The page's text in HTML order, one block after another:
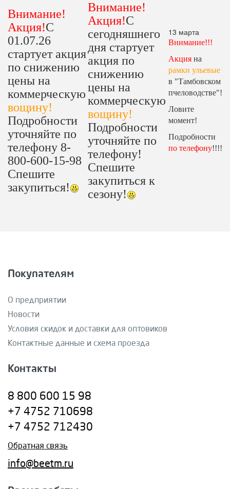
Внимание!
Акция!С
01.07.26
стартует акция
по снижению
цены на
коммерческую
вощину!
Подробности
уточняйте по
телефону 8-
800-600-15-98
Спешите
закупиться!
Внимание!
Акция!С
сегодняшнего
дня стартует
акция по
снижению
цены на
коммерческую
вощину!
Подробности
уточняйте по
телефону!
Спешите
закупиться к
сезону!
13 марта
Внимание!!!
Акция на
рамки ульевые
в "Тамбовском
пчеловодстве"!
Ловите
момент!
Подробности
по телефону!!!!
Покупателям
О предприятии
Новости
Условия скидок и доставки для оптовиков
Контактные данные и схема проезда
Контакты
8 800 600 15 98
+7 4752 710698
+7 4752 712430
Обратная связь
info@beetm.ru